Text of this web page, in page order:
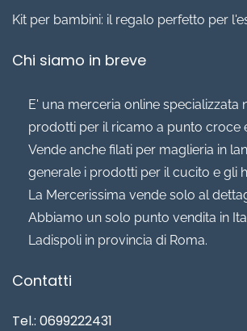
Kit per bambini: il regalo perfetto per
Chi siamo in breve
E' una merceria online specializzata
prodotti per il ricamo a punto croce
Vende anche filati per maglieria in
generale i prodotti per il cucito e gli
La Mercerissima vende solo al
Abbiamo un solo punto vendita in
Ladispoli in provincia di Roma.
Contatti
Tel.: 0699222431